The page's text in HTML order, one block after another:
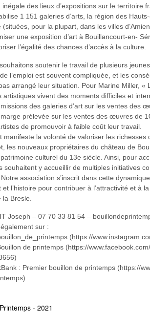
des lieux d’expositions sur le territoire
1 151 galeries d’arts, la région des
(situées, pour la plupart, dans les villes
une exposition d’art à Bouillancourt-en-
l’égalité des chances d’accès à la culture.
soutenir le travail de plusieurs
l’emploi est souvent compliquée, et les
arrangé leur situation. Pour Marine Miller, «
artistiques vivent des moments difficiles et
des galeries d’art sur les ventes des
prélevée sur les ventes des œuvres de
de promouvoir à faible coût leur travail.
manifeste la volonté de valoriser les richesses
les nouveaux propriétaires du château de
culturel du 13e siècle. Ainsi, pour
souhaitent y accueillir de multiples initiatives
association s’inscrit dans cette
et l’histoire pour contribuer à l’attractivité et à
Bresle.
Joseph – 07 70 33 81 54 –
sur :
(https://
de printemps (https://
: Premier bouillon de printemps (https://